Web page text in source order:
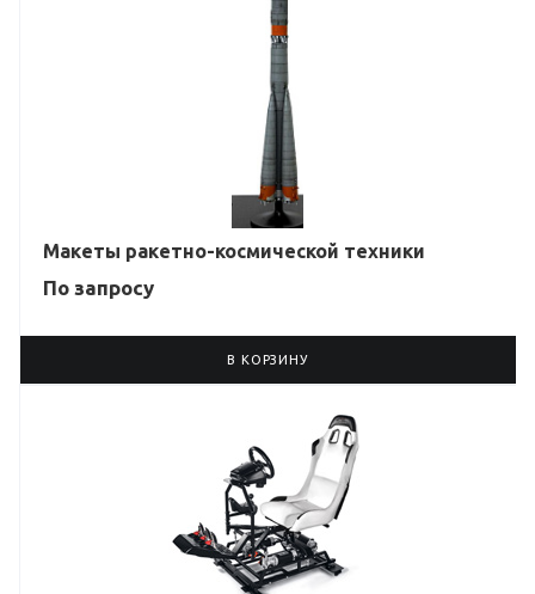
Макеты ракетно-космической техники
По запросу
В КОРЗИНУ